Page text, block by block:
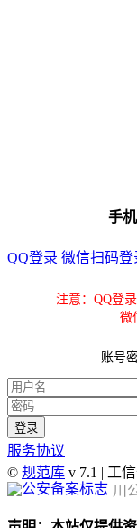
手
QQ登录 微信扫码登
注意：QQ登
微
账号
服务协议
© 规范库 v 7.1 | 工
川